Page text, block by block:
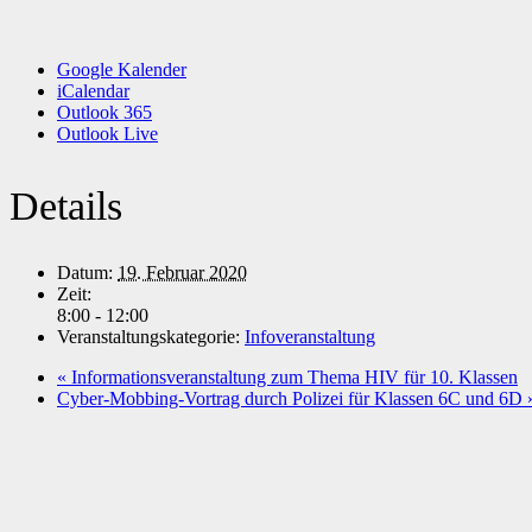
Google Kalender
iCalendar
Outlook 365
Outlook Live
Details
Datum: 19. Februar 2020
Zeit:
8:00 - 12:00
Veranstaltungskategorie: Infoveranstaltung
« Informationsveranstaltung zum Thema HIV für 10. Klassen
Cyber-Mobbing-Vortrag durch Polizei für Klassen 6C und 6D